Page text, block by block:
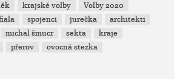
krajské volby
Volby 2020
spojenci jurečka
architekti
michal šmucr sekta
kraje
přerov ovocná stezka